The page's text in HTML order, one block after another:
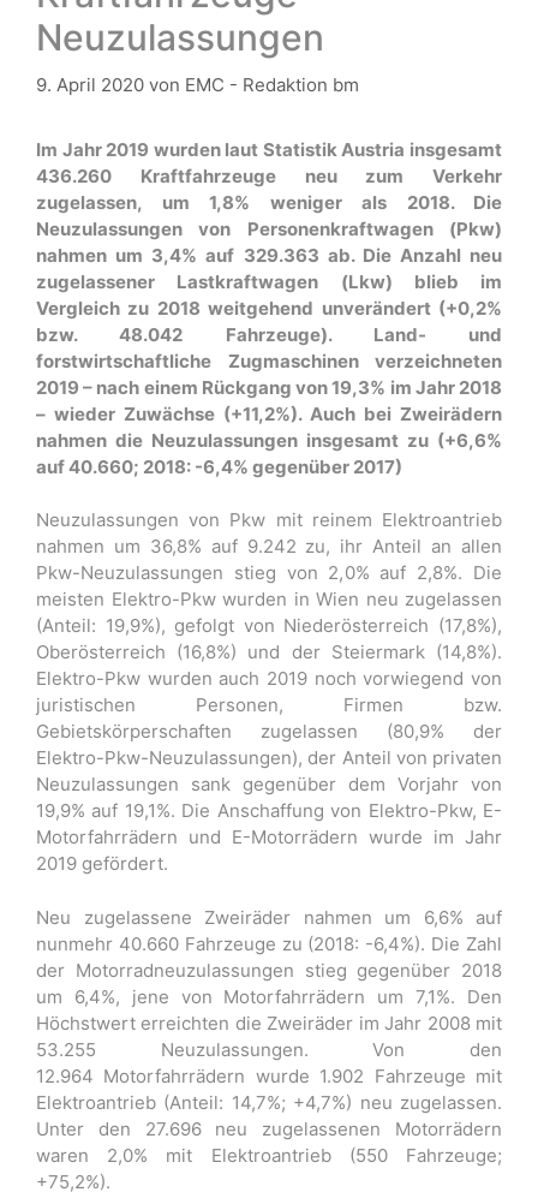
Neuzulassungen
9. April 2020 von EMC - Redaktion bm
Im Jahr 2019 wurden laut Statistik Austria insgesamt
436.260 Kraftfahrzeuge neu zum Verkehr
zugelassen, um 1,8% weniger als 2018. Die
Neuzulassungen von Personenkraftwagen (Pkw)
nahmen um 3,4% auf 329.363 ab. Die Anzahl neu
zugelassener Lastkraftwagen (Lkw) blieb im
Vergleich zu 2018 weitgehend unverändert (+0,2%
bzw. 48.042 Fahrzeuge). Land- und
forstwirtschaftliche Zugmaschinen verzeichneten
2019 – nach einem Rückgang von 19,3% im Jahr 2018
– wieder Zuwächse (+11,2%). Auch bei Zweirädern
nahmen die Neuzulassungen insgesamt zu (+6,6%
auf 40.660; 2018: -6,4% gegenüber 2017)
Neuzulassungen von Pkw mit reinem Elektroantrieb
nahmen um 36,8% auf 9.242 zu, ihr Anteil an allen
Pkw-Neuzulassungen stieg von 2,0% auf 2,8%. Die
meisten Elektro-Pkw wurden in Wien neu zugelassen
(Anteil: 19,9%), gefolgt von Niederösterreich (17,8%),
Oberösterreich (16,8%) und der Steiermark (14,8%).
Elektro-Pkw wurden auch 2019 noch vorwiegend von
juristischen Personen, Firmen bzw.
Gebietskörperschaften zugelassen (80,9% der
Elektro-Pkw-Neuzulassungen), der Anteil von privaten
Neuzulassungen sank gegenüber dem Vorjahr von
19,9% auf 19,1%. Die Anschaffung von Elektro-Pkw, E-
Motorfahrrädern und E-Motorrädern wurde im Jahr
2019 gefördert.
Neu zugelassene Zweiräder nahmen um 6,6% auf
nunmehr 40.660 Fahrzeuge zu (2018: -6,4%). Die Zahl
der Motorradneuzulassungen stieg gegenüber 2018
um 6,4%, jene von Motorfahrrädern um 7,1%. Den
Höchstwert erreichten die Zweiräder im Jahr 2008 mit
53.255 Neuzulassungen. Von den
12.964 Motorfahrrädern wurde 1.902 Fahrzeuge mit
Elektroantrieb (Anteil: 14,7%; +4,7%) neu zugelassen.
Unter den 27.696 neu zugelassenen Motorrädern
waren 2,0% mit Elektroantrieb (550 Fahrzeuge;
+75,2%).